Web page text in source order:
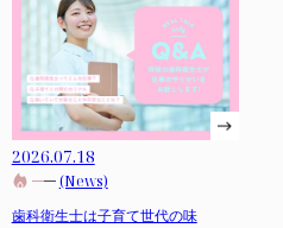
2026.07.18
(News)
歯科衛生士は子育て世代の味